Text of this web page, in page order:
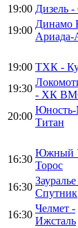
19:00 Дизель -
19:00
Динамо
Ариада-
19:00 ТХК -
19:30
- ХК
20:00
Титан
16:30
Южный
Торос
16:30
Спутник
16:30
Челмет -
Ижсталь